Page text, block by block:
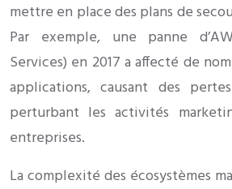
mettre en place des plans de
Par exemple, une panne
Services) en 2017 a affecté de
applications, causant des
perturbant les activités
entreprises.
La complexité des écosystèmes